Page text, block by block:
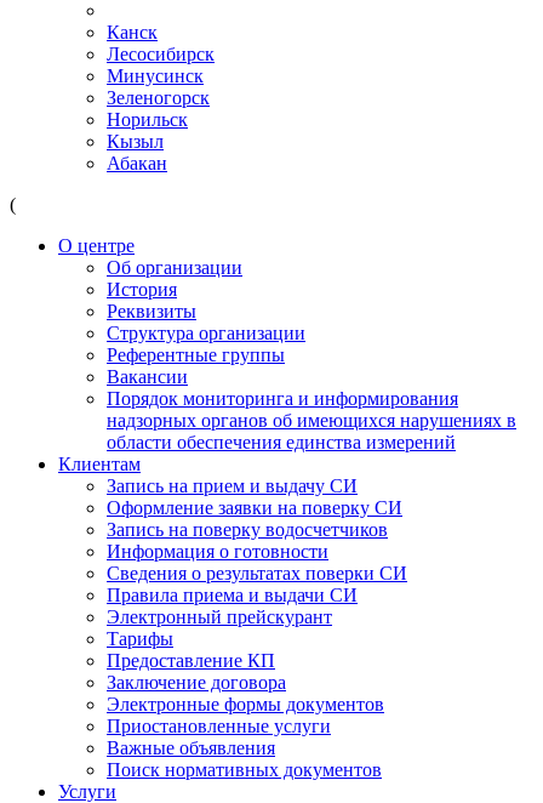
Канск
Лесосибирск
Минусинск
Зеленогорск
Норильск
Кызыл
Абакан
(
О центре
Об организации
История
Реквизиты
Структура организации
Референтные группы
Вакансии
Порядок мониторинга и информирования
надзорных органов об имеющихся нарушениях в
области обеспечения единства измерений
Клиентам
Запись на прием и выдачу СИ
Оформление заявки на поверку СИ
Запись на поверку водосчетчиков
Информация о готовности
Сведения о результатах поверки СИ
Правила приема и выдачи СИ
Электронный прейскурант
Тарифы
Предоставление КП
Заключение договора
Электронные формы документов
Приостановленные услуги
Важные объявления
Поиск нормативных документов
Услуги